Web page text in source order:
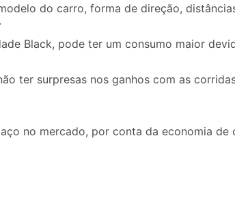
do carro, forma de direção,
.
Black, pode ter um consumo maior
ter surpresas nos ganhos com as
no mercado, por conta da economia